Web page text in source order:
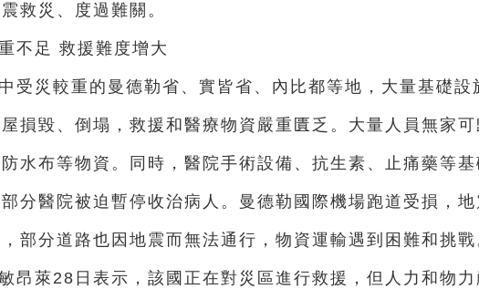
救災、度過難關。
不足 救援難度增大
受災較重的曼德勒省、實皆省、內比都等地，大量基礎設
損毀、倒塌，救援和醫療物資嚴重匱乏。大量人員無家可
水布等物資。同時，醫院手術設備、抗生素、止痛藥等基
分醫院被迫暫停收治病人。曼德勒國際機場跑道受損，地
部分道路也因地震而無法通行，物資運輸遇到困難和挑戰
昂萊28日表示，該國正在對災區進行救援，但人力和物力